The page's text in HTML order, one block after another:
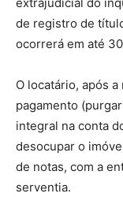
de registro de
ocorrerá em até
O locatário, após
pagamento
integral na conta
desocupar o
de notas, com a
serventia.